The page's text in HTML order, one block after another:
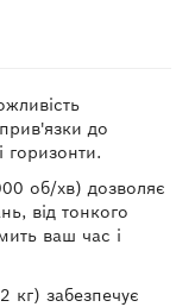
до
об/хв) дозволяє
від тонкого
ваш час і
кг) забезпечує